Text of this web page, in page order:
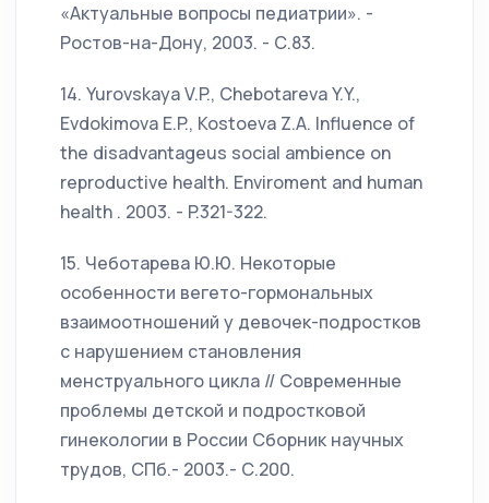
«Актуальные вопросы педиатрии». -
Ростов-на-Дону, 2003. - С.83.
14. Yurovskaya V.P., Chebotareva Y.Y.,
Evdokimova E.P., Kostoeva Z.A. Influence of
the disadvantageus social ambience on
reproductive health. Enviroment and human
health . 2003. - P.321-322.
15. Чеботарева Ю.Ю. Некоторые
особенности вегето-гормональных
взаимоотношений у девочек-подростков
с нарушением становления
менструального цикла // Современные
проблемы детской и подростковой
гинекологии в России Сборник научных
трудов, СПб.- 2003.- С.200.